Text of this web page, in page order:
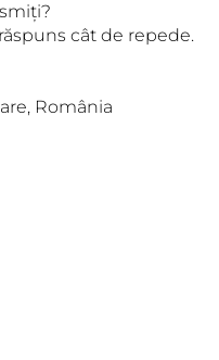
cât de repede.
România